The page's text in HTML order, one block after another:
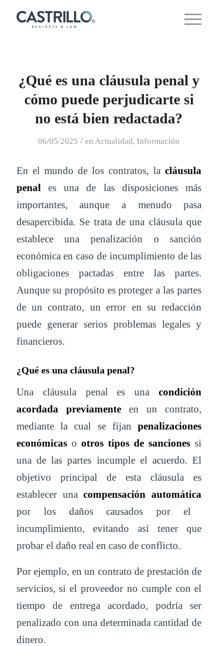
¿Qué es una cláusula penal y
cómo puede perjudicarte si
no está bien redactada?
06/05/2025 / enActualidad, Información
En el mundo de los contratos, lacláusula
penal es una de las disposiciones más
importantes, aunque a menudo pasa
desapercibida. Se trata de una cláusula que
establece una penalización o sanción
económica en caso de incumplimiento de las
obligaciones pactadas entre las partes.
Aunque su propósito es proteger a las partes
de un contrato, un error en su redacción
puede generar serios problemas legales y
financieros.
¿Qué es una cláusula penal?
Una cláusula penal es unacondición
acordada previamenteen un contrato,
mediante la cual se fijanpenalizaciones
económicaso otros tipos de sanciones si
una de las partes incumple el acuerdo. El
objetivo principal de esta cláusula es
establecer unacompensación automática
por los daños causados por el
incumplimiento, evitando así tener que
probar el daño real en caso de conflicto.
Por ejemplo, en un contrato de prestación de
servicios, si el proveedor no cumple con el
tiempo de entrega acordado, podría ser
penalizado con una determinada cantidad de
dinero.